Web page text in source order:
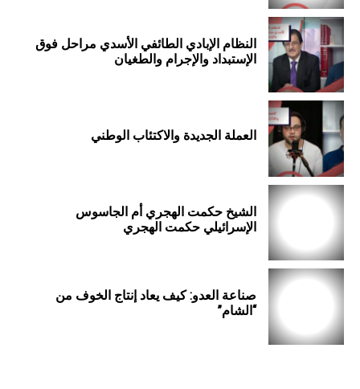
النظام الإبادي الطائفي الأسدي مراحل فوق
الإستبداد والإجرام والطغيان
العملة الجديدة والاكتئاب الوطني
الشيخ حكمت الهجري أم الجاسوس
الإسرائيلي حكمت الهجري
صناعة العدو: كيف يعاد إنتاج الخوف من
“الشام”